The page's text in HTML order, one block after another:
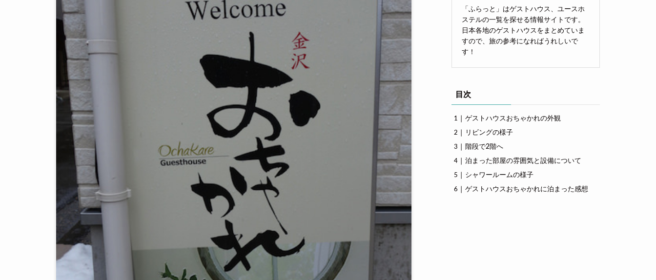
「ふらっと」はゲストハウス、ユースホ
ステルの一覧を探せる情報サイトです。
日本各地のゲストハウスをまとめていま
すので、旅の参考になればうれしいで
す！
目次
ゲストハウスおちゃかれの外観
リビングの様子
階段で2階へ
泊まった部屋の雰囲気と設備について
シャワールームの様子
ゲストハウスおちゃかれに泊まった感想